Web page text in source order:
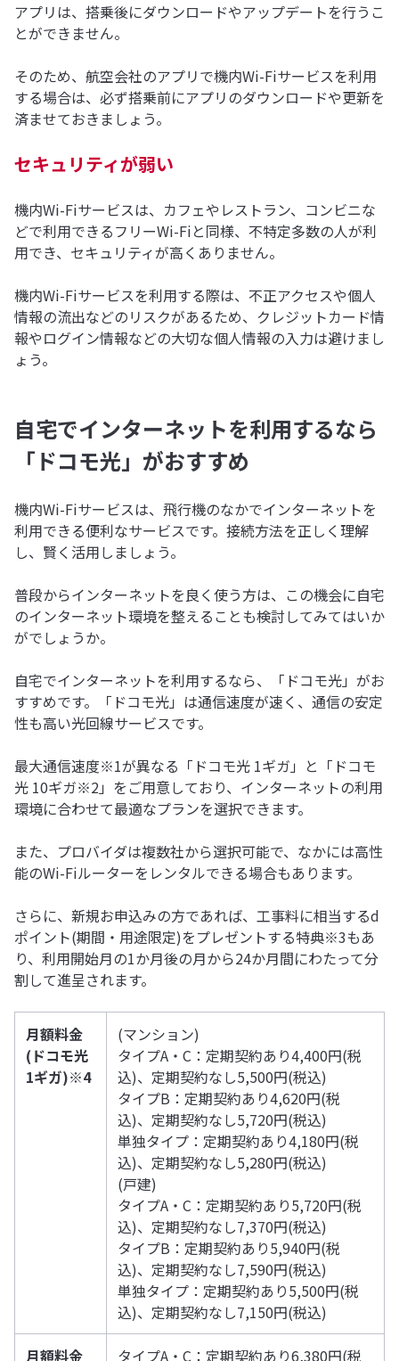
アプリは、搭乗後にダウンロードやアップデートを行うこ
とができません。
そのため、航空会社のアプリで機内Wi-Fiサービスを利用
する場合は、必ず搭乗前にアプリのダウンロードや更新を
済ませておきましょう。
セキュリティが弱い
機内Wi-Fiサービスは、カフェやレストラン、コンビニな
どで利用できるフリーWi-Fiと同様、不特定多数の人が利
用でき、セキュリティが高くありません。
機内Wi-Fiサービスを利用する際は、不正アクセスや個人
情報の流出などのリスクがあるため、クレジットカード情
報やログイン情報などの大切な個人情報の入力は避けまし
ょう。
自宅でインターネットを利用するなら
「ドコモ光」がおすすめ
機内Wi-Fiサービスは、飛行機のなかでインターネットを
利用できる便利なサービスです。接続方法を正しく理解
し、賢く活用しましょう。
普段からインターネットを良く使う方は、この機会に自宅
のインターネット環境を整えることも検討してみてはいか
がでしょうか。
自宅でインターネットを利用するなら、「ドコモ光」がお
すすめです。「ドコモ光」は通信速度が速く、通信の安定
性も高い光回線サービスです。
最大通信速度※1が異なる「ドコモ光 1ギガ」と「ドコモ
光 10ギガ※2」をご用意しており、インターネットの利用
環境に合わせて最適なプランを選択できます。
また、プロバイダは複数社から選択可能で、なかには高性
能のWi-Fiルーターをレンタルできる場合もあります。
さらに、新規お申込みの方であれば、工事料に相当するd
ポイント(期間・用途限定)をプレゼントする特典※3もあ
り、利用開始月の1か月後の月から24か月間にわたって分
割して進呈されます。
月額料金
(ドコモ光
1ギガ)※4
(マンション)
タイプA・C：定期契約あり4,400円(税
込)、定期契約なし5,500円(税込)
タイプB：定期契約あり4,620円(税
込)、定期契約なし5,720円(税込)
単独タイプ：定期契約あり4,180円(税
込)、定期契約なし5,280円(税込)
(戸建)
タイプA・C：定期契約あり5,720円(税
込)、定期契約なし7,370円(税込)
タイプB：定期契約あり5,940円(税
込)、定期契約なし7,590円(税込)
単独タイプ：定期契約あり5,500円(税
込)、定期契約なし7,150円(税込)
月額料金 タイプA・C：定期契約あり6,380円(税